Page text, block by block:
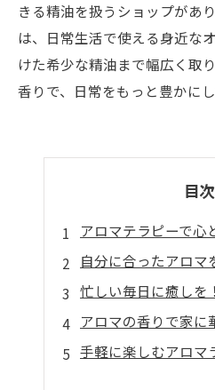
きる精油を扱うショップがあ
は、日常生活で使える身近な
けた希少な精油まで幅広く取
香りで、日常をもっと豊かに
目次
アロマテラピーで心
自分に合ったアロマ
忙しい毎日に癒しを！
アロマの香りで家に
手軽に楽しむアロマ